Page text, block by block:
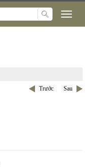
Trước Sau